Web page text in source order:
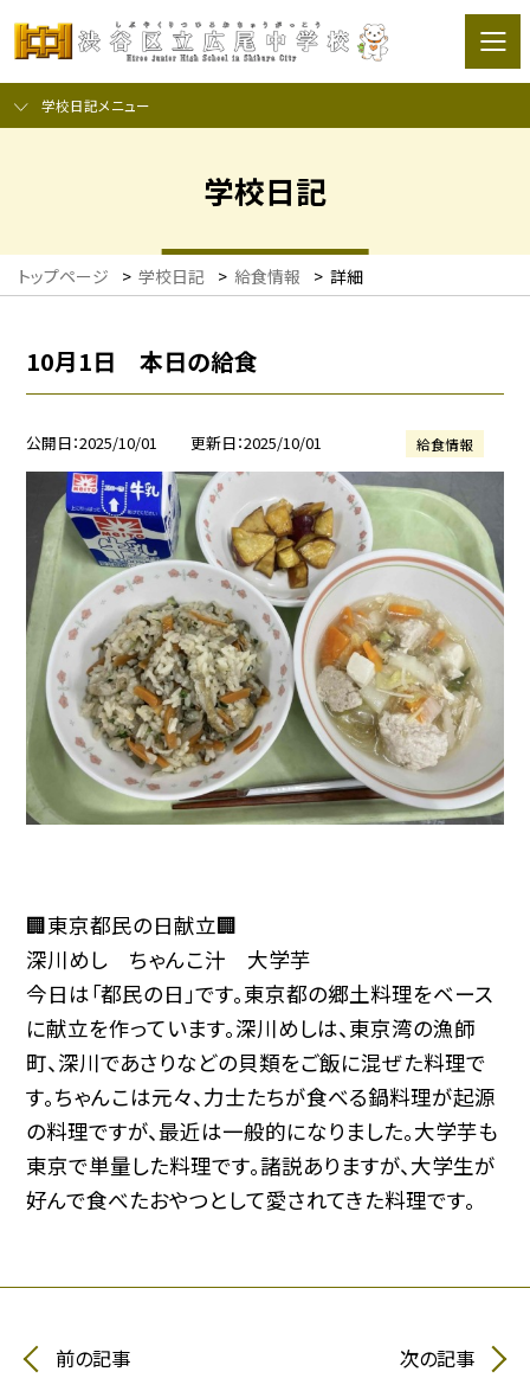
学校日記メニュー
学校日記
トップページ > 学校日記 > 給食情報 > 詳細
10月1日 本日の給食
公開日 2025/10/01 更新日 2025/10/01 給食情報
🏢東京都民の日献立🏢
深川めし ちゃんこ汁 大学芋
今日は「都民の日」です。東京都の郷土料理をベース
に献立を作っています。深川めしは、東京湾の漁師
町、深川であさりなどの貝類をご飯に混ぜた料理で
す。ちゃんこは元々、力士たちが食べる鍋料理が起源
の料理ですが、最近は一般的になりました。大学芋も
東京で単量した料理です。諸説ありますが、大学生が
好んで食べたおやつとして愛されてきた料理です。
前の記事 次の記事